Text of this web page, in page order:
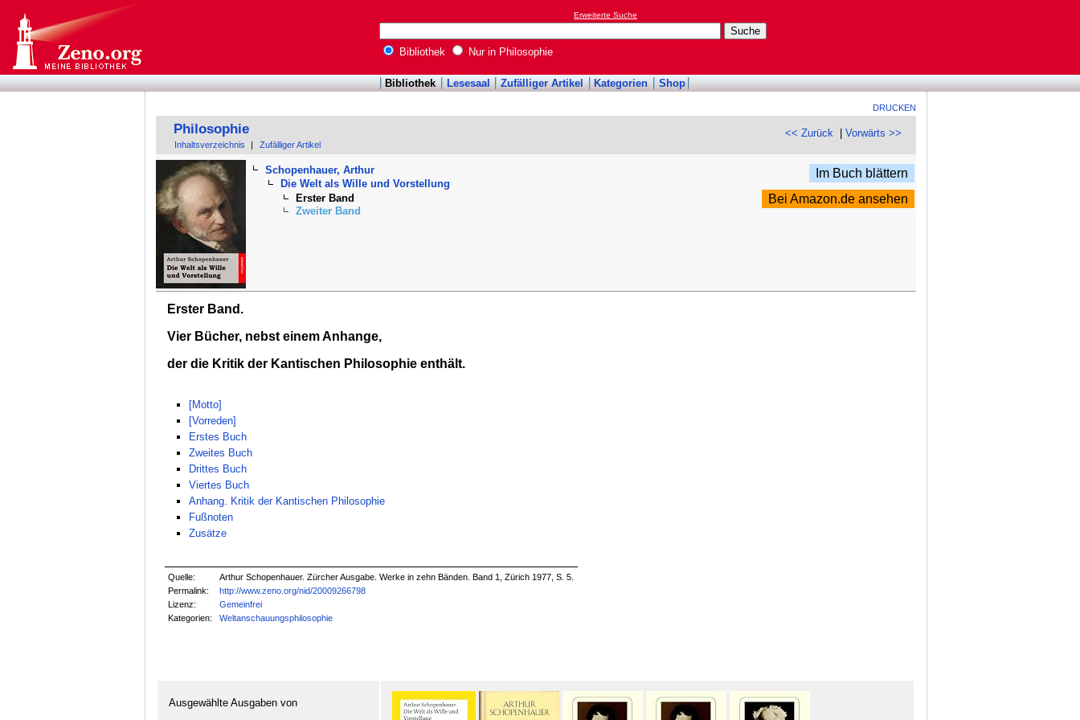
Erweiterte Suche
Bibliothek Nur in Philosophie
Bibliothek Lesesaal Zufälliger Artikel Kategorien Shop
DRUCKEN
<< Zurück |Vorwärts >>
Philosophie
Inhaltsverzeichnis Zufälliger Artikel
Schopenhauer, Arthur
Die Welt als Wille und Vorstellung
Erster Band
Zweiter Band
Im Buch blättern
Bei Amazon.de ansehen
Erster Band.
Vier Bücher, nebst einem Anhange,
der die Kritik der Kantischen Philosophie enthält.
[Motto]
[Vorreden]
Erstes Buch
Zweites Buch
Drittes Buch
Viertes Buch
Anhang. Kritik der Kantischen Philosophie
Fußnoten
Zusätze
Quelle:
Arthur Schopenhauer. Zürcher Ausgabe. Werke in zehn Bänden. Band 1, Zürich 1977, S. 5.
Permalink:
http://www.zeno.org/nid/20009266798
Lizenz:
Gemeinfrei
Kategorien:
Weltanschauungsphilosophie
Ausgewählte Ausgaben von